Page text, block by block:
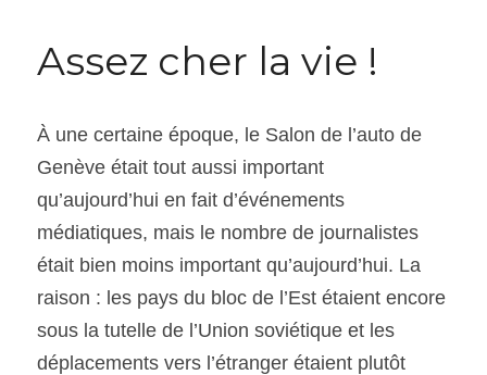
Assez cher la vie !
À une certaine époque, le Salon de l’auto de
Genève était tout aussi important
qu’aujourd’hui en fait d’événements
médiatiques, mais le nombre de journalistes
était bien moins important qu’aujourd’hui. La
raison : les pays du bloc de l’Est étaient encore
sous la tutelle de l’Union soviétique et les
déplacements vers l’étranger étaient plutôt